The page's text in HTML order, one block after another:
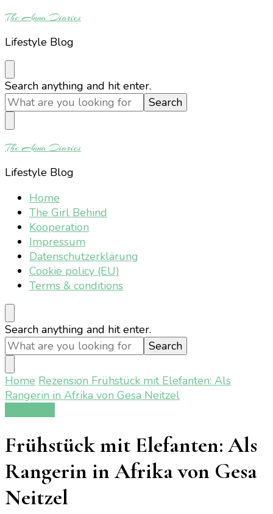
The Anna Diaries
Lifestyle Blog
Looking
for
Something?
Search anything and hit enter.
The Anna Diaries
Lifestyle Blog
Home
The Girl Behind
Kooperation
Impressum
Datenschutzerklärung
Cookie policy (EU)
Terms & conditions
Looking
for
Something?
Search anything and hit enter.
Home Rezension Frühstück mit Elefanten: Als
Rangerin in Afrika von Gesa Neitzel
Frühstück mit Elefanten: Als
Rangerin in Afrika von Gesa
Neitzel